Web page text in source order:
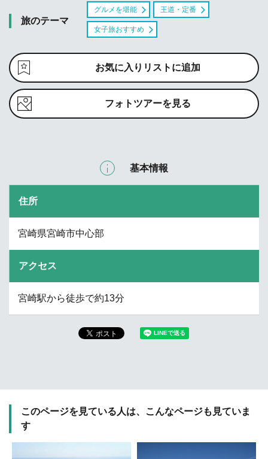
旅のテーマ
グルメを堪能 王道・定番
女子旅おすすめ
お気に入りリストに追加
フォトツアーを見る
基本情報
住所
宮崎県宮崎市中心部
アクセス
宮崎駅から徒歩で約13分
このページを見ている人は、こんなページも見ていま
す